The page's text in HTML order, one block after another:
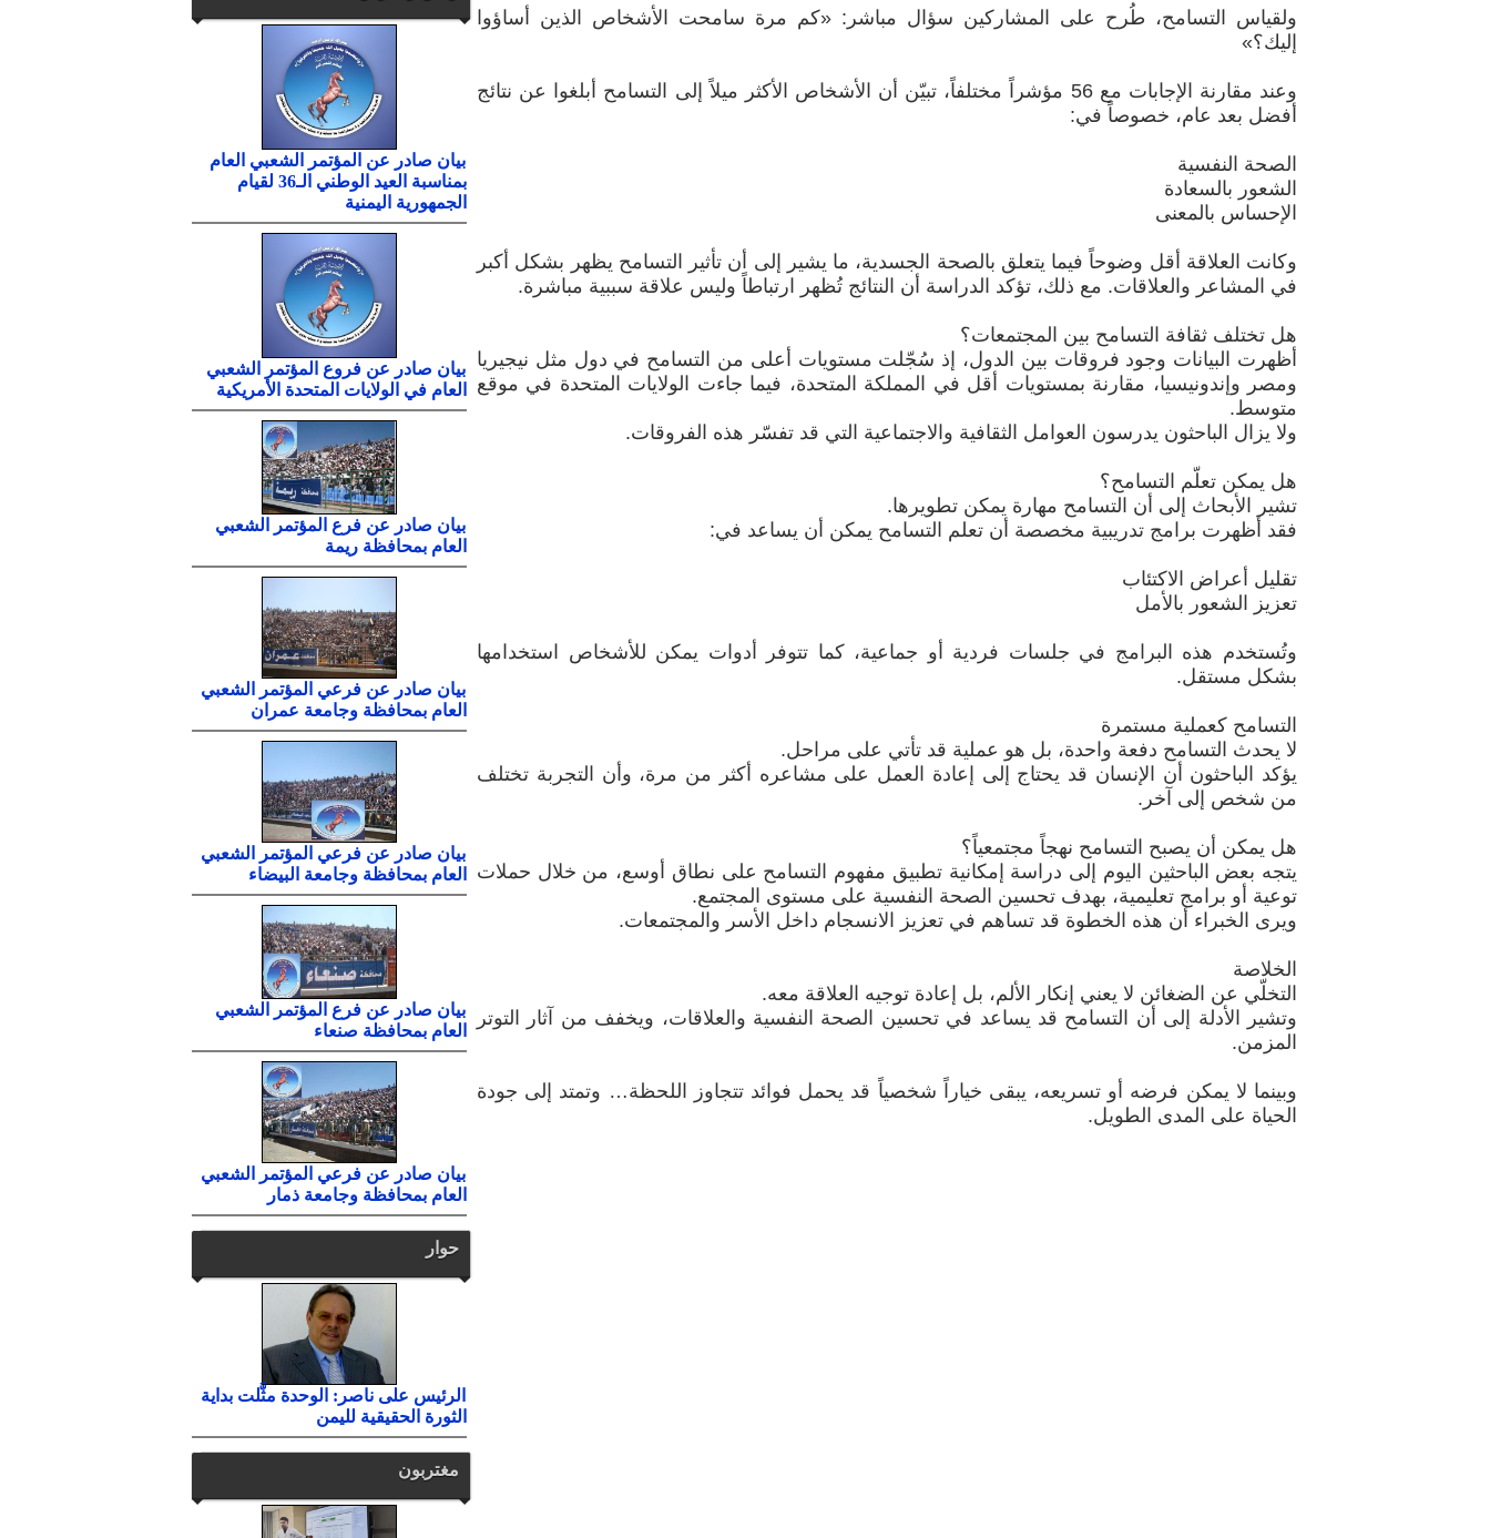
ولقياس التسامح، طُرح على المشاركين سؤال مباشر: «كم مرة سامحت الأشخاص الذين أساؤوا
إليك؟»
وعند مقارنة الإجابات مع 56 مؤشراً مختلفاً، تبيّن أن الأشخاص الأكثر ميلاً إلى التسامح أبلغوا عن نتائج
أفضل بعد عام، خصوصاً في:
الصحة النفسية
الشعور بالسعادة
الإحساس بالمعنى
وكانت العلاقة أقل وضوحاً فيما يتعلق بالصحة الجسدية، ما يشير إلى أن تأثير التسامح يظهر بشكل أكبر
في المشاعر والعلاقات. مع ذلك، تؤكد الدراسة أن النتائج تُظهر ارتباطاً وليس علاقة سببية مباشرة.
هل تختلف ثقافة التسامح بين المجتمعات؟
أظهرت البيانات وجود فروقات بين الدول، إذ سُجّلت مستويات أعلى من التسامح في دول مثل نيجيريا
ومصر وإندونيسيا، مقارنة بمستويات أقل في المملكة المتحدة، فيما جاءت الولايات المتحدة في موقع
متوسط.
ولا يزال الباحثون يدرسون العوامل الثقافية والاجتماعية التي قد تفسّر هذه الفروقات.
هل يمكن تعلّم التسامح؟
تشير الأبحاث إلى أن التسامح مهارة يمكن تطويرها.
فقد أظهرت برامج تدريبية مخصصة أن تعلم التسامح يمكن أن يساعد في:
تقليل أعراض الاكتئاب
تعزيز الشعور بالأمل
وتُستخدم هذه البرامج في جلسات فردية أو جماعية، كما تتوفر أدوات يمكن للأشخاص استخدامها
بشكل مستقل.
التسامح كعملية مستمرة
لا يحدث التسامح دفعة واحدة، بل هو عملية قد تأتي على مراحل.
يؤكد الباحثون أن الإنسان قد يحتاج إلى إعادة العمل على مشاعره أكثر من مرة، وأن التجربة تختلف
من شخص إلى آخر.
هل يمكن أن يصبح التسامح نهجاً مجتمعياً؟
يتجه بعض الباحثين اليوم إلى دراسة إمكانية تطبيق مفهوم التسامح على نطاق أوسع، من خلال حملات
توعية أو برامج تعليمية، بهدف تحسين الصحة النفسية على مستوى المجتمع.
ويرى الخبراء أن هذه الخطوة قد تساهم في تعزيز الانسجام داخل الأسر والمجتمعات.
الخلاصة
التخلّي عن الضغائن لا يعني إنكار الألم، بل إعادة توجيه العلاقة معه.
وتشير الأدلة إلى أن التسامح قد يساعد في تحسين الصحة النفسية والعلاقات، ويخفف من آثار التوتر
المزمن.
وبينما لا يمكن فرضه أو تسريعه، يبقى خياراً شخصياً قد يحمل فوائد تتجاوز اللحظة… وتمتد إلى جودة
الحياة على المدى الطويل.
بيان صادر عن المؤتمر الشعبي العام
بمناسبة العيد الوطني الـ36 لقيام
الجمهورية اليمنية
بيان صادر عن فروع المؤتمر الشعبي
العام في الولايات المتحدة الأمريكية
بيان صادر عن فرع المؤتمر الشعبي
العام بمحافظة ريمة
بيان صادر عن فرعي المؤتمر الشعبي
العام بمحافظة وجامعة عمران
بيان صادر عن فرعي المؤتمر الشعبي
العام بمحافظة وجامعة البيضاء
بيان صادر عن فرع المؤتمر الشعبي
العام بمحافظة صنعاء
بيان صادر عن فرعي المؤتمر الشعبي
العام بمحافظة وجامعة ذمار
حوار
الرئيس على ناصر: الوحدة مثَّلت بداية
الثورة الحقيقية لليمن
مغتربون